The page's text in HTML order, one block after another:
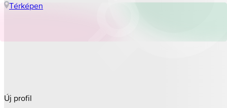
Térképen
Új profil